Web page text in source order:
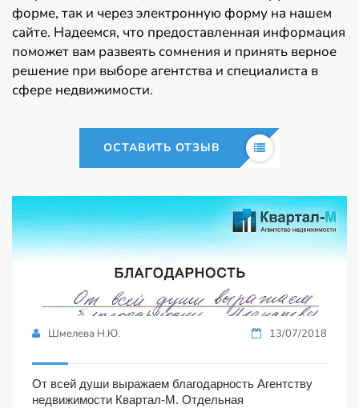
форме, так и через электронную форму на нашем
сайте. Надеемся, что предоставленная информация
поможет вам развеять сомнения и принять верное
решение при выборе агентства и специалиста в
сфере недвижимости.
ОСТАВИТЬ ОТЗЫВ
Шмелева Н.Ю. 13/07/2018
От всей души выражаем благодарность Агентству
недвижимости Квартал-М. Отдельная